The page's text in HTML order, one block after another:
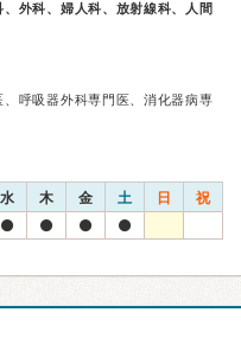
外科、婦人科、放射線科、人間
呼吸器外科専門医、消化器病専
水 木 金 土 日 祝